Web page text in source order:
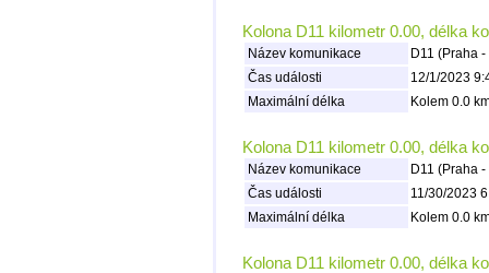
Kolona D11 kilometr 0.00, délka
Název komunikace
D11 (Praha
Čas události
12/1/2023
Maximální délka
Kolem 0.0
Kolona D11 kilometr 0.00, délka
Název komunikace
D11 (Praha
Čas události
11/30/2023
Maximální délka
Kolem 0.0
Kolona D11 kilometr 0.00, délka